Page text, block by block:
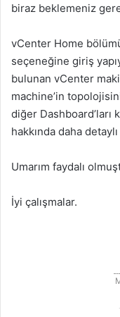
biraz beklemeniz
vCenter Home
seçeneğine giriş
bulunan vCenter
machine’in
diğer Dashboard’ları
hakkında daha
Umarım faydalı
İyi çalışmalar.